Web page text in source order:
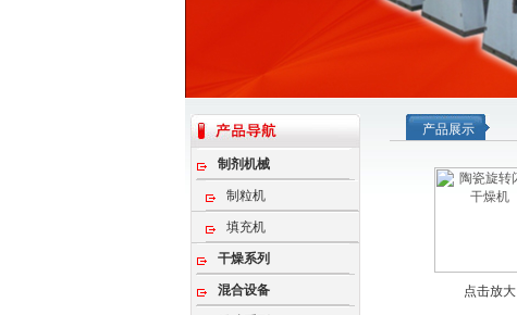
制剂机械
制粒机
填充机
干燥系列
混合设备
产品展示
点击放大